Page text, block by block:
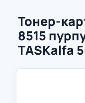
Тонер-
8515
TASKalfa